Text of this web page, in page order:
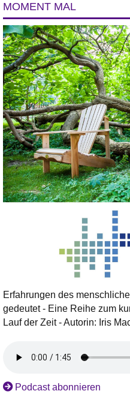
MOMENT MAL
Erfahrungen des
gedeutet - Eine Reihe zum
Lauf der Zeit - Autorin: Iris
Podcast abonnieren